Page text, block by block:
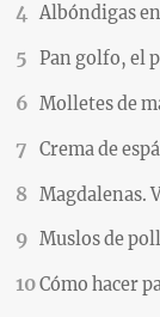
Albóndigas
Pan golfo, el
Molletes de
Crema de
Magdalenas.
Muslos de
Cómo hacer